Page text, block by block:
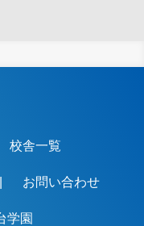
校舎一覧
お問い合わせ
学園